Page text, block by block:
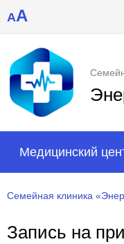
AA
Медицинский
Семейная клиника
Запись на